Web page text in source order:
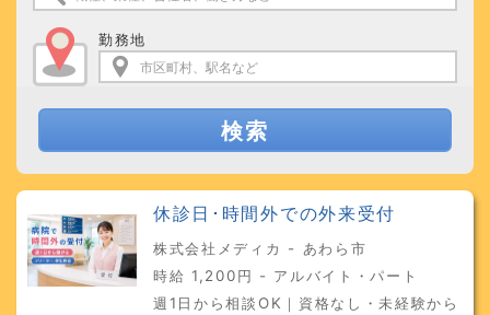
勤務地
検索
休診日･時間外での外来受付
株式会社メディカ - あわら市
時給 1,200円 - アルバイト・パート
週1日から相談OK｜資格なし・未経験から